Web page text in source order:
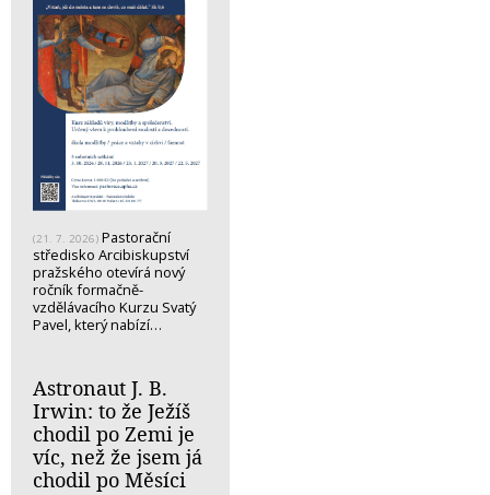
(21. 7. 2026) Pastorační
středisko Arcibiskupství
pražského otevírá nový
ročník formačně-
vzdělávacího Kurzu Svatý
Pavel, který nabízí…
Astronaut J. B.
Irwin: to že Ježíš
chodil po Zemi je
víc, než že jsem já
chodil po Měsíci